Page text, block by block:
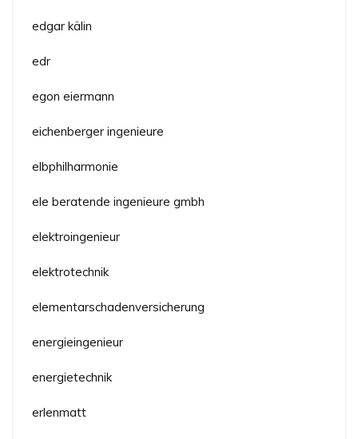
edgar kälin
edr
egon eiermann
eichenberger ingenieure
elbphilharmonie
ele beratende ingenieure gmbh
elektroingenieur
elektrotechnik
elementarschadenversicherung
energieingenieur
energietechnik
erlenmatt